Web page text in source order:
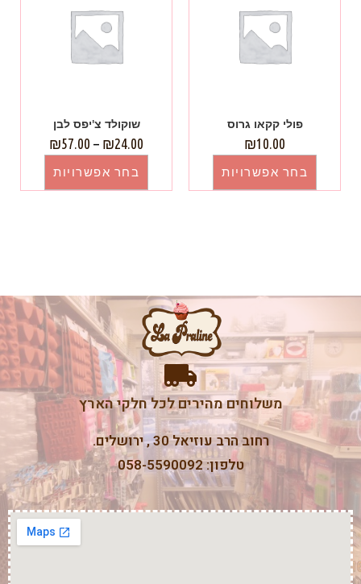
פולי קקאו גרוס
₪10.00
בחר אפשרויות
שוקולד צ'יפס לבן
₪24.00
–
₪57.00
בחר אפשרויות
משלוחים מהירים לכל חלקי הארץ
רחוב הרב עוזיאל 30 , ירושלים.
טלפון: 058-5590092